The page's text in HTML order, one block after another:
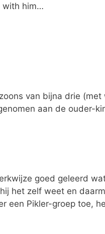
with him…
van bijna drie (met
aan de ouder-
goed geleerd
het zelf weet en
een Pikler-groep toe,